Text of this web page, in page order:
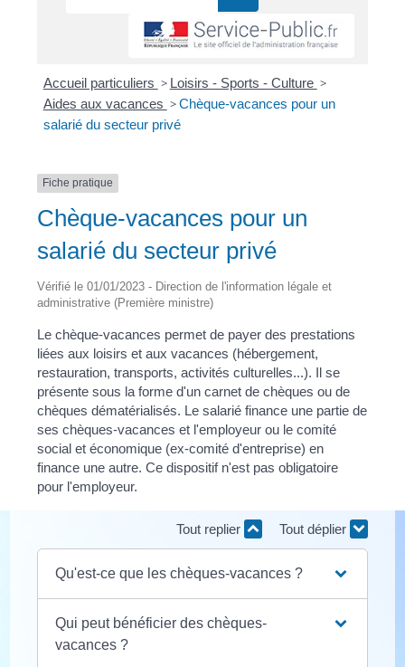
Accueil particuliers > Loisirs - Sports - Culture >
Aides aux vacances >Chèque-vacances pour un
salarié du secteur privé
Fiche pratique
Chèque-vacances pour un
salarié du secteur privé
Vérifié le 01/01/2023 - Direction de l'information légale et
administrative (Première ministre)
Le chèque-vacances permet de payer des prestations
liées aux loisirs et aux vacances (hébergement,
restauration, transports, activités culturelles...). Il se
présente sous la forme d'un carnet de chèques ou de
chèques dématérialisés. Le salarié finance une partie de
ses chèques-vacances et l'employeur ou le comité
social et économique (ex-comité d'entreprise) en
finance une autre. Ce dispositif n'est pas obligatoire
pour l'employeur.
Tout replier Tout déplier
Qu'est-ce que les chèques-vacances ?
Qui peut bénéficier des chèques-
vacances ?